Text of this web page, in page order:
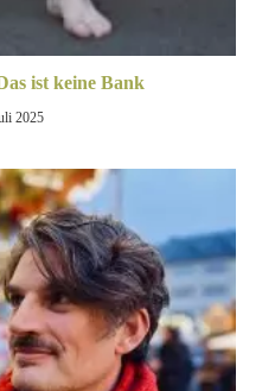
ist keine Bank
2025